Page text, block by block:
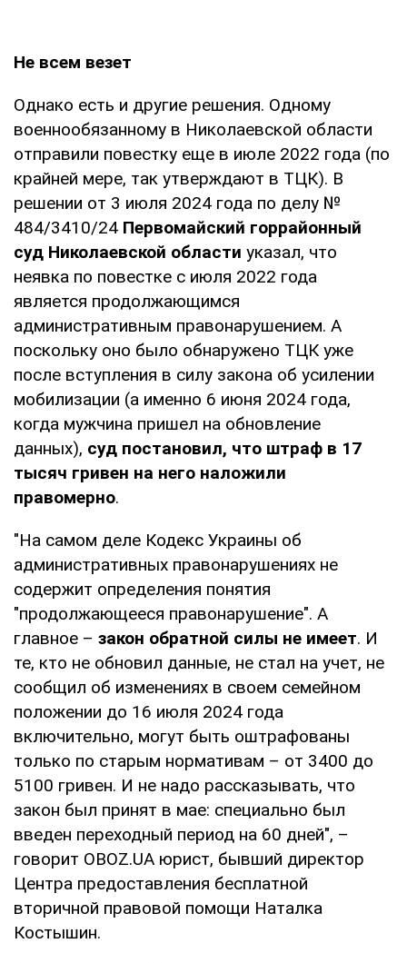
Не всем везет
Однако есть и другие решения. Одному
военнообязанному в Николаевской области
отправили повестку еще в июле 2022 года (по
крайней мере, так утверждают в ТЦК). В
решении от 3 июля 2024 года по делу №
484/3410/24 Первомайский горрайонный
суд Николаевской области указал, что
неявка по повестке с июля 2022 года
является продолжающимся
административным правонарушением. А
поскольку оно было обнаружено ТЦК уже
после вступления в силу закона об усилении
мобилизации (а именно 6 июня 2024 года,
когда мужчина пришел на обновление
данных), суд постановил, что штраф в 17
тысяч гривен на него наложили
правомерно.
"На самом деле Кодекс Украины об
административных правонарушениях не
содержит определения понятия
"продолжающееся правонарушение". А
главное – закон обратной силы не имеет. И
те, кто не обновил данные, не стал на учет, не
сообщил об изменениях в своем семейном
положении до 16 июля 2024 года
включительно, могут быть оштрафованы
только по старым нормативам – от 3400 до
5100 гривен. И не надо рассказывать, что
закон был принят в мае: специально был
введен переходный период на 60 дней", –
говорит OBOZ.UA юрист, бывший директор
Центра предоставления бесплатной
вторичной правовой помощи Наталка
Костышин.